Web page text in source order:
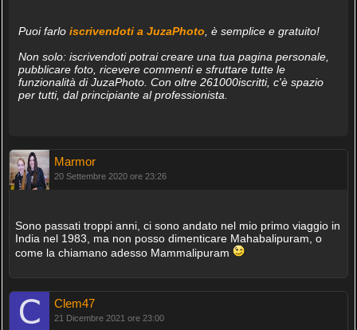
Puoi farlo iscrivendoti a JuzaPhoto , è semplice e gratuito!
Non solo: iscrivendoti potrai creare una tua pagina personale,
pubblicare foto, ricevere commenti e sfruttare tutte le
funzionalità di JuzaPhoto. Con oltre 261000iscritti, c'è spazio
per tutti, dal principiante al professionista.
Marmor
20 Settembre 2020 ore 23:26
Sono passati troppi anni, ci sono andato nel mio primo viaggio in
India nel 1983, ma non posso dimenticare Mahabalipuram, o
come la chiamano adesso Mammalipuram
Clem47
21 Dicembre 2021 ore 23:00